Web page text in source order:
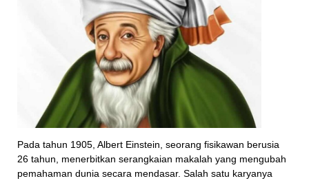
Pada tahun 1905, Albert Einstein, seorang fisikawan berusia
26 tahun, menerbitkan serangkaian makalah yang mengubah
pemahaman dunia secara mendasar. Salah satu karyanya